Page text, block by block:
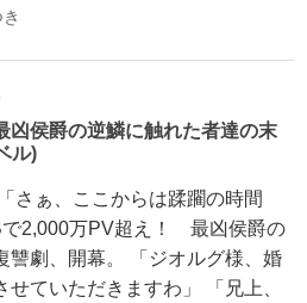
凶侯爵の逆鱗に触れた者達の末
ル)
さぁ、ここからは蹂躙の時間
で2,000万PV超え！ 最凶侯爵の
讐劇、開幕。 「ジオルグ様、婚
せていただきますわ」 「兄上、